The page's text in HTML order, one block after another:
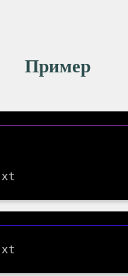
Пример